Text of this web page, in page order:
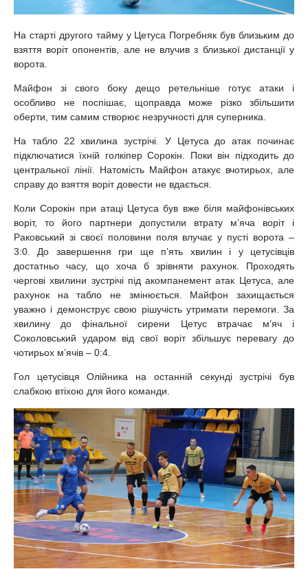
На старті другого тайму у Цетуса Погребняк був близьким до
взяття воріт опонентів, але не влучив з близької дистанції у
ворота.
Майфон зі свого боку дещо ретельніше готує атаки і
особливо не поспішає, щоправда може різко збільшити
оберти, тим самим створює незручності для суперника.
На табло 22 хвилина зустрічі. У Цетуса до атак починає
підключатися їхній голкіпер Сорокін. Поки він підходить до
центральної лінії. Натомість Майфон атакує вчотирьох, але
справу до взяття воріт довести не вдається.
Коли Сорокін при атаці Цетуса був вже біля майфонівських
воріт, то його партнери допустили втрату м’яча воріт і
Раковський зі своєї половини поля влучає у пусті ворота –
3:0. До завершення гри ще п’ять хвилин і у цетусівців
достатньо часу, що хоча б зрівняти рахунок. Проходять
чергові хвилини зустрічі під акомпанемент атак Цетуса, але
рахунок на табло не змінюється. Майфон захищається
уважно і демонструє свою рішучість утримати перемоги. За
хвилину до фінальної сирени Цетус втрачає м’яч і
Соколовський ударом від свої воріт збільшує перевагу до
чотирьох м’ячів – 0:4.
Гол цетусівця Олійника на останній секунді зустрічі був
слабкою втіхою для його команди.